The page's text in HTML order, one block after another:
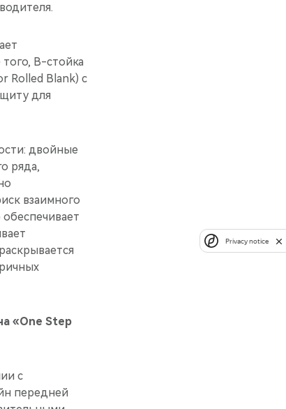
В-стойка
Rolled Blank) с
для
двойные
ряда,
взаимного
«One Step
с
передней
Privacy notice